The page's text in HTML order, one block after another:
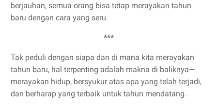
berjauhan, semua orang bisa tetap merayakan tahun
baru dengan cara yang seru.
***
Tak peduli dengan siapa dan di mana kita merayakan
tahun baru, hal terpenting adalah makna di baliknya—
merayakan hidup, bersyukur atas apa yang telah terjadi,
dan berharap yang terbaik untuk tahun mendatang.